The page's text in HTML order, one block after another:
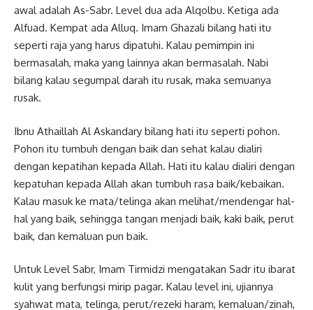
awal adalah As-Sabr. Level dua ada Alqolbu. Ketiga ada
Alfuad. Kempat ada Alluq. Imam Ghazali bilang hati itu
seperti raja yang harus dipatuhi. Kalau pemimpin ini
bermasalah, maka yang lainnya akan bermasalah. Nabi
bilang kalau segumpal darah itu rusak, maka semuanya
rusak.
Ibnu Athaillah Al Askandary bilang hati itu seperti pohon.
Pohon itu tumbuh dengan baik dan sehat kalau dialiri
dengan kepatihan kepada Allah. Hati itu kalau dialiri dengan
kepatuhan kepada Allah akan tumbuh rasa baik/kebaikan.
Kalau masuk ke mata/telinga akan melihat/mendengar hal-
hal yang baik, sehingga tangan menjadi baik, kaki baik, perut
baik, dan kemaluan pun baik.
Untuk Level Sabr, Imam Tirmidzi mengatakan Sadr itu ibarat
kulit yang berfungsi mirip pagar. Kalau level ini, ujiannya
syahwat mata, telinga, perut/rezeki haram, kemaluan/zinah,